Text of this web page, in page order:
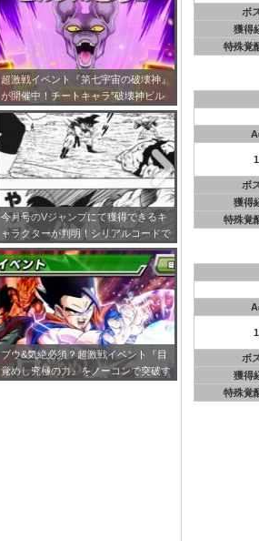
超激戦イベント『第七宇宙の破壊神』
が開催中！チートキャラ”破壊神ビル
ス”をドッカン覚醒させよう！
今月号のVジャンプにて獲得できるキ
ャラクターが判明！シリアルコードで
孫悟空【SR】（必殺技･気合砲）を手
に入れよう！
ブウ&気絶必須？超激戦イベント『目
覚めし究極の力』をノーコンで突破す
ボ
獲得
特殊覚
ボ
獲得
特殊覚
ボ
獲得
特殊覚